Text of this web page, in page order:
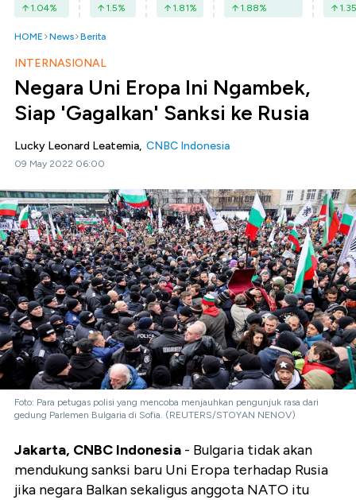
1.04% 1.5% 1.81% 1.88% 1.35
HOME News Berita
INTERNASIONAL
Negara Uni Eropa Ini Ngambek,
Siap 'Gagalkan' Sanksi ke Rusia
Lucky Leonard Leatemia, CNBC Indonesia
09 May 2022 06:00
Foto: Para petugas polisi yang mencoba menjauhkan pengunjuk rasa dari
gedung Parlemen Bulgaria di Sofia. (REUTERS/STOYAN NENOV)
Jakarta, CNBC Indonesia - Bulgaria tidak akan
mendukung sanksi baru Uni Eropa terhadap Rusia
jika negara Balkan sekaligus anggota NATO itu